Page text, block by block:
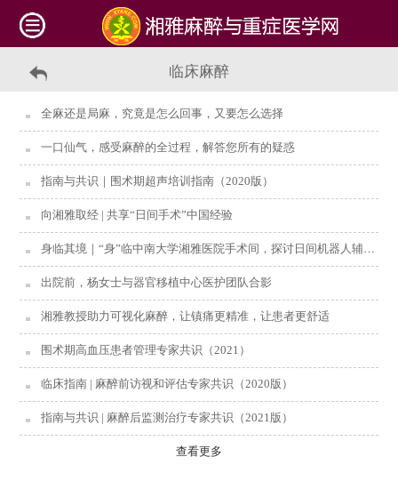
临床麻醉
全麻还是局麻，究竟是怎么回事，又要怎么选择
一口仙气，感受麻醉的全过程，解答您所有的疑惑
指南与共识｜围术期超声培训指南（2020版）
向湘雅取经 | 共享“日间手术”中国经验
身临其境｜“身”临中南大学湘雅医院手术间，探讨日间机器人辅助肺切除术的麻醉管理
出院前，杨女士与器官移植中心医护团队合影
湘雅教授助力可视化麻醉，让镇痛更精准，让患者更舒适
围术期高血压患者管理专家共识（2021）
临床指南 | 麻醉前访视和评估专家共识（2020版）
指南与共识 | 麻醉后监测治疗专家共识（2021版）
查看更多